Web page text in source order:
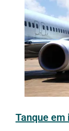
Tanque em